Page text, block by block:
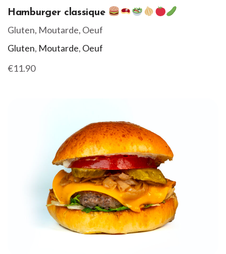
Hamburger classique
Gluten, Moutarde, Oeuf
Gluten, Moutarde, Oeuf
€11.90